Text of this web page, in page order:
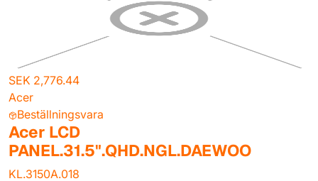
SEK 2,776.44
Acer
Beställningsvara
Acer LCD
PANEL.31.5".QHD.NGL.DAEWOO
KL.3150A.018